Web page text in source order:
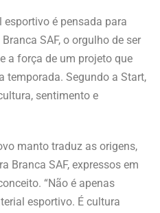
é pensada para
SAF, o orgulho de ser
a força de um projeto que
temporada. Segundo a Start,
sentimento e
manto traduz as origens,
Branca SAF, expressos em
“Não é apenas
esportivo. É cultura